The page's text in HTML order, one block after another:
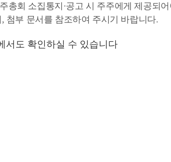
총회 소집통지·공고 시 주주에게 제공
첨부 문서를 참조하여 주시기 바랍니다.
서도 확인하실 수 있습니다